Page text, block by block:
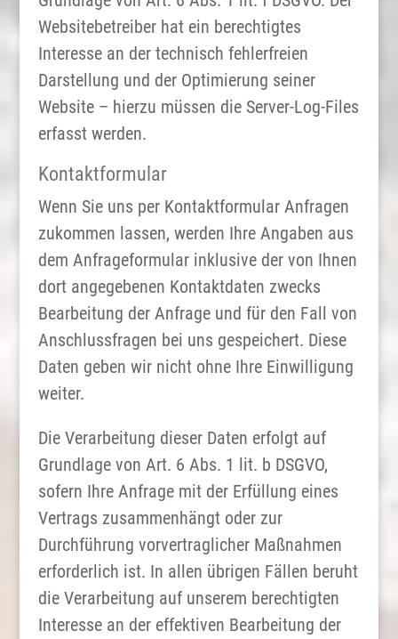
Websitebetreiber hat ein berechtigtes
Interesse an der technisch fehlerfreien
Darstellung und der Optimierung seiner
Website – hierzu müssen die Server-Log-Files
erfasst werden.
Kontaktformular
Wenn Sie uns per Kontaktformular Anfragen
zukommen lassen, werden Ihre Angaben aus
dem Anfrageformular inklusive der von Ihnen
dort angegebenen Kontaktdaten zwecks
Bearbeitung der Anfrage und für den Fall von
Anschlussfragen bei uns gespeichert. Diese
Daten geben wir nicht ohne Ihre Einwilligung
weiter.
Die Verarbeitung dieser Daten erfolgt auf
Grundlage von Art. 6 Abs. 1 lit. b DSGVO,
sofern Ihre Anfrage mit der Erfüllung eines
Vertrags zusammenhängt oder zur
Durchführung vorvertraglicher Maßnahmen
erforderlich ist. In allen übrigen Fällen beruht
die Verarbeitung auf unserem berechtigten
Interesse an der effektiven Bearbeitung der